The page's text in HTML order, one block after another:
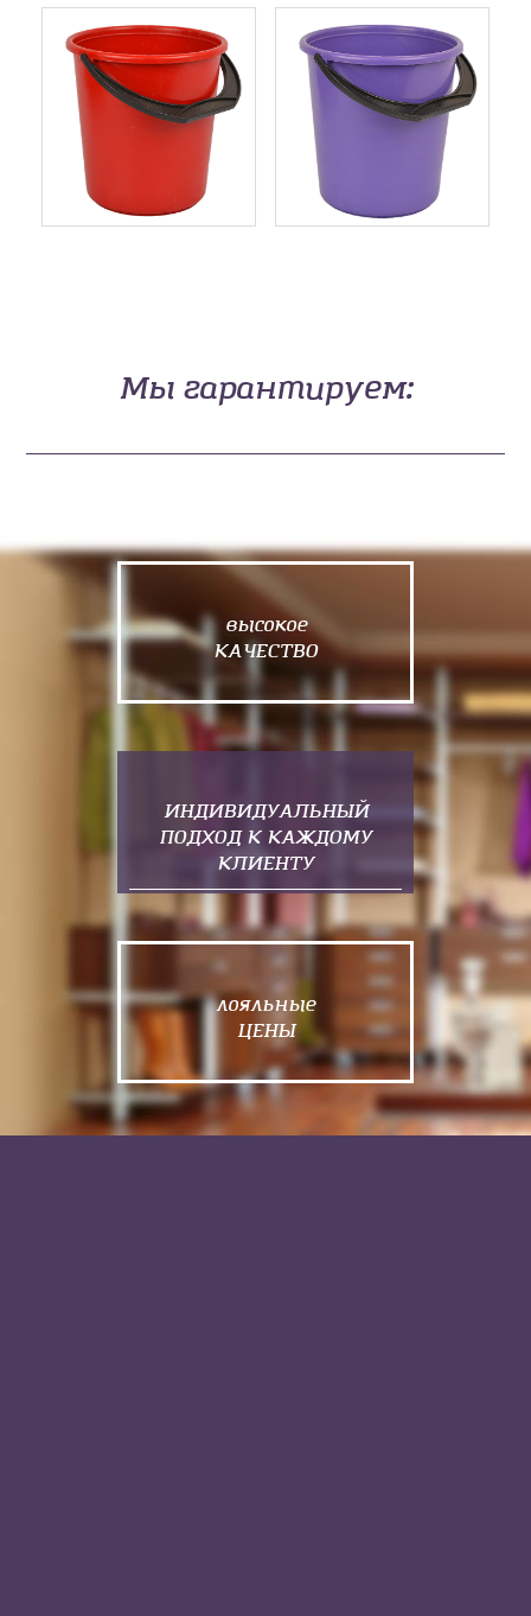
Мы гарантируем:
высокое
КАЧЕСТВО
ИНДИВИДУАЛЬНЫЙ
ПОДХОД К КАЖДОМУ
КЛИЕНТУ
лояльные
ЦЕНЫ